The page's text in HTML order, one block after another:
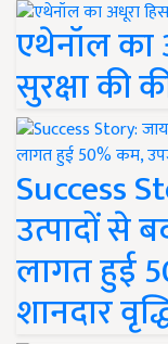
एथेनॉल का
सुरक्षा की
Success
उत्पादों से
लागत हुई
शानदार